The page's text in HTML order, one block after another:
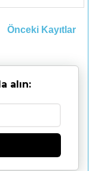
Önceki Kayıtlar
alın: